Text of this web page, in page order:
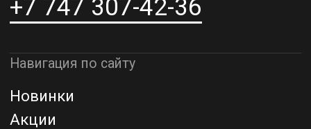
Благодарим за внимание к Lamper.kz.
До встречи в ваших будущих
ТОО "Lamper PROD". Все права защищены ©
Политика конфиденциальности
Назад наверх